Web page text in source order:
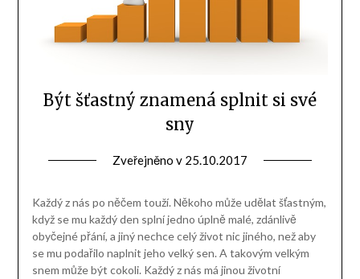
Být šťastný znamená splnit si své
sny
Zveřejněno v 25.10.2017
Každý z nás po něčem touží. Někoho může udělat šťastným,
když se mu každý den splní jedno úplně malé, zdánlivě
obyčejné přání, a jiný nechce celý život nic jiného, než aby
se mu podařilo naplnit jeho velký sen. A takovým velkým
snem může být cokoli. Každý z nás má jinou životní